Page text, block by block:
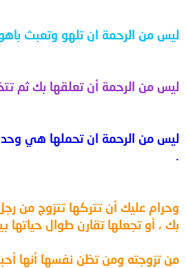
ليس من الرحمة ان تلهو وتعبث
ليس من الرحمة أن تعلقها بك ثم
ليس من الرحمة ان تحملها هي
.
وحرام عليك أن تتركها تتزوج من
بك ، أو تجعلها تقارن طوال حياتها
من تزوجته ومن تظن نفسها أنها